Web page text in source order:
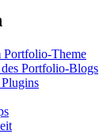
Portfolio-Theme
Portfolio-Blogs